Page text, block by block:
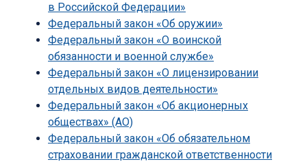
в Российской Федерации»
Федеральный закон «Об оружии»
Федеральный закон «О воинской
обязанности и военной службе»
Федеральный закон «О лицензировании
отдельных видов деятельности»
Федеральный закон «Об акционерных
обществах» (АО)
Федеральный закон «Об обязательном
страховании гражданской ответственности